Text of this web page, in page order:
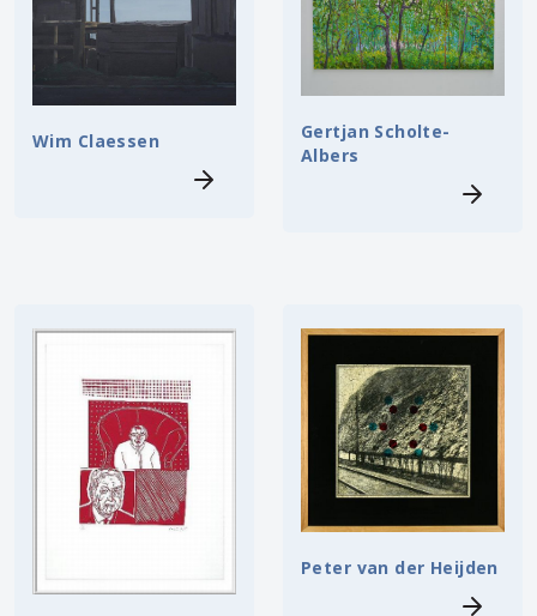
Wim Claessen
Gertjan Scholte-
Albers
Peter van der Heijden